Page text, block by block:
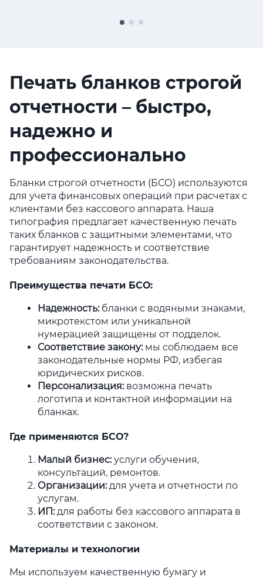
Печать бланков строгой
отчетности – быстро,
надежно и
профессионально
Бланки строгой отчетности (БСО) используются
для учета финансовых операций при расчетах с
клиентами без кассового аппарата. Наша
типография предлагает качественную печать
таких бланков с защитными элементами, что
гарантирует надежность и соответствие
требованиям законодательства.
Преимущества печати БСО:
Надежность: бланки с водяными знаками,
микротекстом или уникальной
нумерацией защищены от подделок.
Соответствие закону: мы соблюдаем все
законодательные нормы РФ, избегая
юридических рисков.
Персонализация: возможна печать
логотипа и контактной информации на
бланках.
Где применяются БСО?
Малый бизнес:услуги обучения,
консультаций, ремонтов.
Организации:для учета и отчетности по
услугам.
ИП:для работы без кассового аппарата в
соответствии с законом.
Материалы и технологии
Мы используем качественную бумагу и